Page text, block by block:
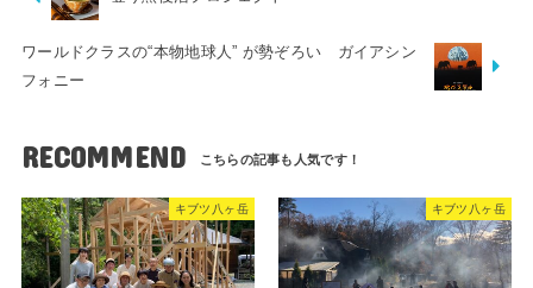
ワールドクラスの“本物地球人” が勢ぞろい ガイアシン
フォニー
RECOMMEND
キブツ八ヶ岳 キブツ八ヶ岳